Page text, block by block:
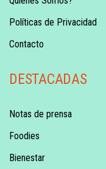
Políticas de Privacidad
Contacto
DESTACADAS
Notas de prensa
Foodies
Bienestar